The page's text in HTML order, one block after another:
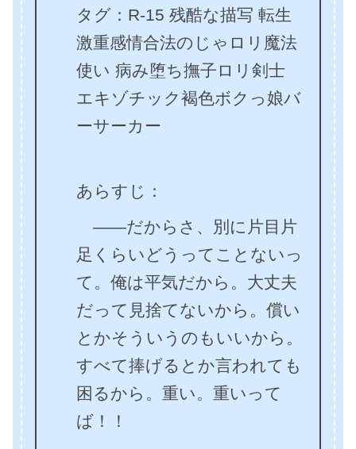
タグ：R-15 残酷な描写 転生
激重感情合法のじゃロリ魔法
使い 病み堕ち撫子ロリ剣士
エキゾチック褐色ボクっ娘バ
ーサーカー
あらすじ：
――だからさ、別に片目片
足くらいどうってことないっ
て。俺は平気だから。大丈夫
だって見捨てないから。償い
とかそういうのもいいから。
すべて捧げるとか言われても
困るから。重い。重いって
ば！！